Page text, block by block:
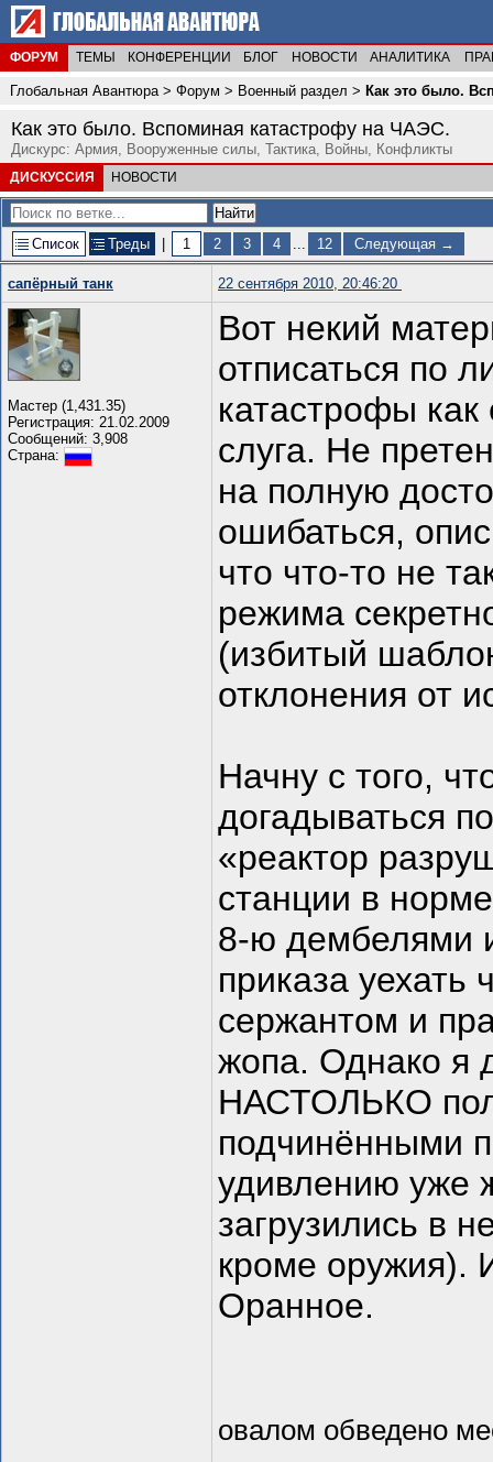
ФОРУМ ТЕМЫ КОНФЕРЕНЦИИ БЛОГ НОВОСТИ АНАЛИТИКА
Глобальная Авантюра> Форум > Военный раздел > Как это было.
Как это было. Вспоминая катастрофу на ЧАЭС.
Дискурс: Армия, Вооруженные силы, Тактика, Войны, Конфликты
ДИСКУССИЯ НОВОСТИ
Список Треды 1 2 3 4 ... 12 Следующая →
сапёрный танк 22 сентября 2010, 20:46:20
Мастер (1,431.35)
Регистрация: 21.02.2009
Сообщений: 3,908
Страна:
Вот некий
отписаться по
катастрофы
слуга. Не
на полную
ошибаться,
что что-то не
режима
(избитый
отклонения от
Начну с того,
догадываться
«реактор
станции в
8-ю дембелями
приказа уехать
сержантом и
жопа. Однако я
НАСТОЛЬКО
подчинёнными
удивлению уже
загрузились в
кроме оружия).
Оранное.
овалом обведено